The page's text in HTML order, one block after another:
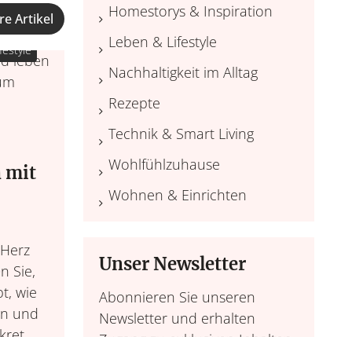
Artikel
mit
Sie,
wie
und
Homestorys & Inspiration
Leben & Lifestyle
Nachhaltigkeit im Alltag
Rezepte
Technik & Smart Living
Wohlfühlzuhause
Wohnen & Einrichten
Unser Newsletter
Abonnieren Sie unseren
Newsletter und erhalten